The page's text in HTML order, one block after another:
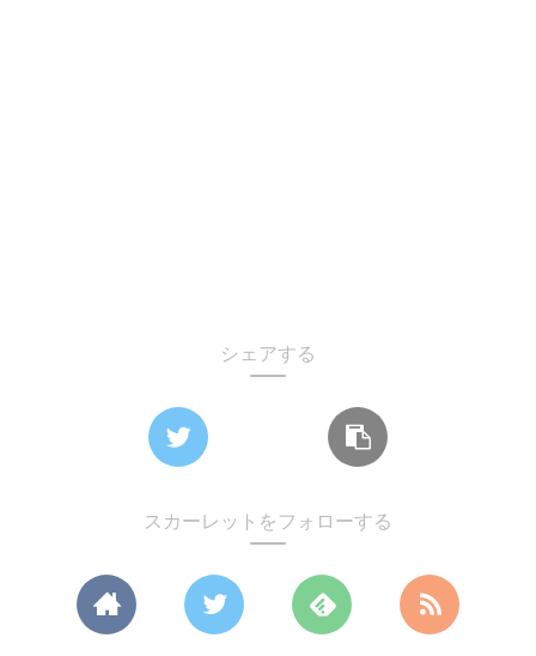
シェアする
スカーレットをフォローする